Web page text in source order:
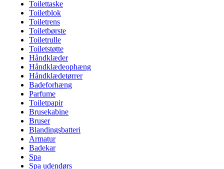
Toilettaske
Toiletblok
Toiletrens
Toiletbørste
Toiletrulle
Toiletstøtte
Håndklæder
Håndklædeophæng
Håndklædetørrer
Badeforhæng
Parfume
Toiletpapir
Brusekabine
Bruser
Blandingsbatteri
Armatur
Badekar
Spa
Spa udendørs